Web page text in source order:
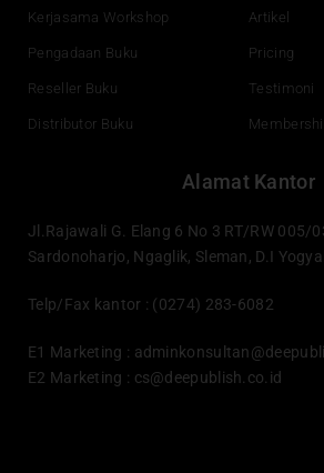
Kerjasama Workshop
Pengadaan Buku
Reseller Buku
Distributor Buku
Artikel
Pricing
Testimoni
Alamat Kantor
Jl.Rajawali G. Elang 6 No 3 RT/RW 005/
Sardonoharjo, Ngaglik, Sleman, D.I
Telp/Fax kantor : (0274) 283-6082
E1 Marketing :
E2 Marketing : cs@deepublish.co.id